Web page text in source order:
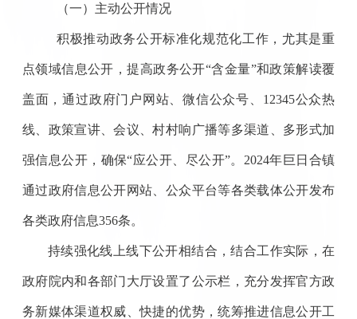
（一） 主动公开情况
积极推动政务公开标准化规范化工作，尤其是重
点领域信息公开，提高政务公开“含金量”和政策解读覆
盖面，通过政府门户网站、微信公众号、12345公众热
线、政策宣讲、会议、村村响广播等多渠道、多形式加
强信息公开，确保“应公开、尽公开”。2024年巨日合镇
通过政府信息公开网站、公众平台等各类载体公开发布
各类政府信息356条。
持续强化线上线下公开相结合，结合工作实际，在
政府院内和各部门 大厅设置了公示栏，充分发挥官方政
务新媒体渠道权威、快捷的优势，统筹推进信息公开工